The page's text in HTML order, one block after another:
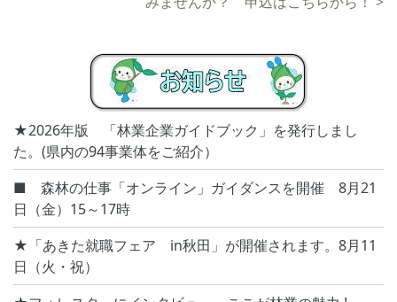
★2026年版 「林業企業ガイドブック」を発行しまし
た。(県内の94事業体をご紹介）
■ 森林の仕事「オンライン」ガイダンスを開催 8月21
日（金）15～17時
★「あきた就職フェア in秋田」が開催されます。8月11
日（火・祝）